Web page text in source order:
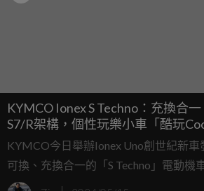
KYMCO Ionex S Techno：充換合
S7/R架構，個性玩樂小車「酷玩
場！
KYMCO今日舉辦Ionex Uno創世紀新
可換、充換合一的「S Techno」電動機
的電動小車「酷玩CoolOne」；此外，